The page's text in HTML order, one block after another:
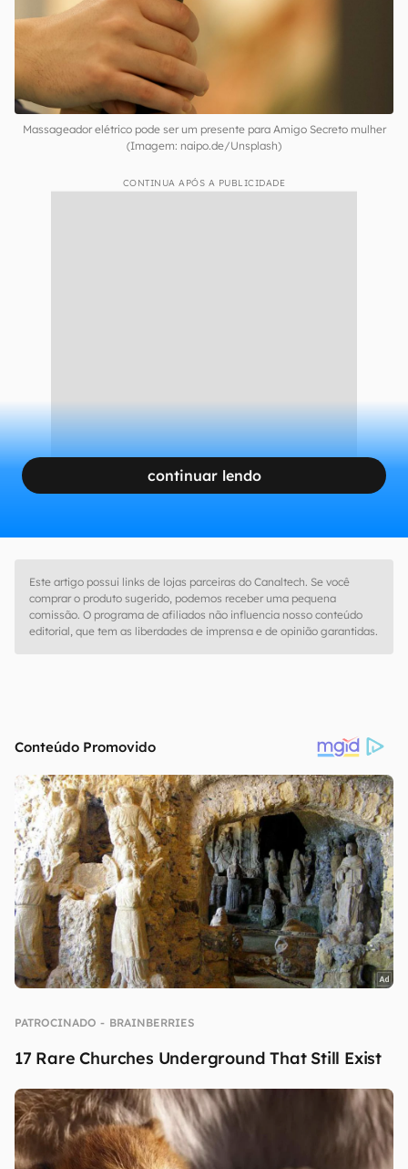
Massageador elétrico pode ser um presente para Amigo Secreto mulher
(Imagem: naipo.de/Unsplash)
CONTINUA APÓS A PUBLICIDADE
continuar lendo
Este artigo possui links de lojas parceiras do Canaltech. Se você
comprar o produto sugerido, podemos receber uma pequena
comissão. O programa de afiliados não influencia nosso conteúdo
editorial, que tem as liberdades de imprensa e de opinião garantidas.